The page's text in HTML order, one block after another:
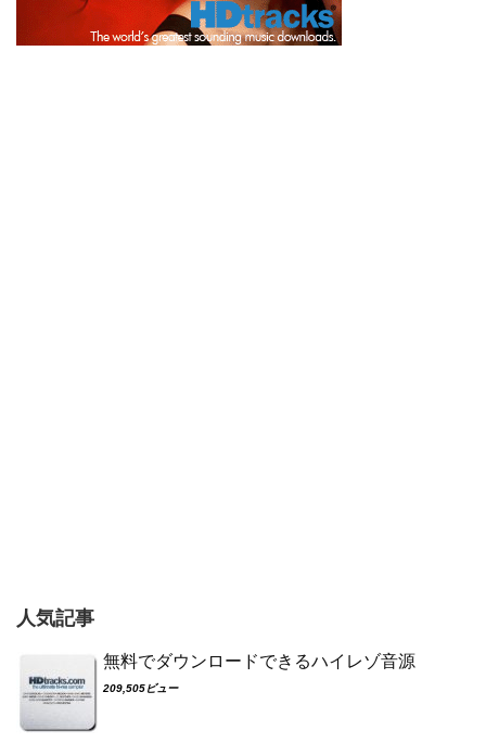
人気記事
無料でダウンロードできるハイレゾ音源
209,505ビュー